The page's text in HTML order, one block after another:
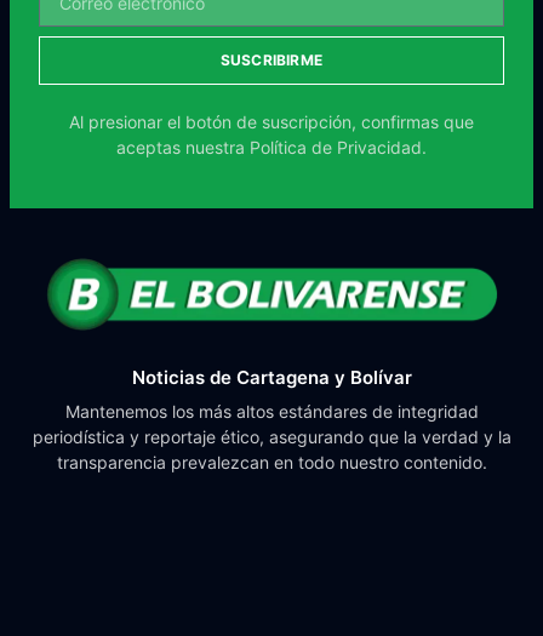
SUSCRIBIRME
Al presionar el botón de suscripción, confirmas que
aceptas nuestra Política de Privacidad.
Noticias de Cartagena y Bolívar
Mantenemos los más altos estándares de integridad
periodística y reportaje ético, asegurando que la verdad y la
transparencia prevalezcan en todo nuestro contenido.